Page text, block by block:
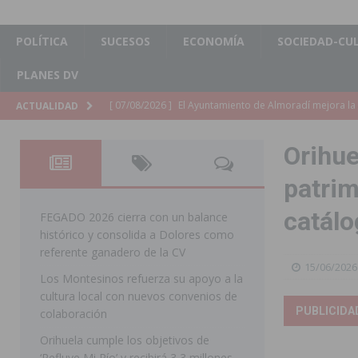
POLÍTICA SUCESOS ECONOMÍA SOCIEDAD-
PLANES DV
ACTUALIDAD [ 07/08/2026 ] El Ayuntamiento de Almoradí mejora
[ 07/08/2026 ]
Educación destina 1,2 millones
[ 07/08/2026 ] La Policía Nacional desarticula un
clonación de llaves electrónicas
ORIHUELA
[ 07/08/2026 ] Torrevieja impulsa el empleo con la
[ 07/08/2026 ] Raiguero de Bonanza alerta del
[ 07/08/2026 ]
15/06/2026
FEGADO 2026 cierra con un balance
histórico y consolida a Dolores como
referente ganadero de la CV
Los Montesinos refuerza su apoyo a la
cultura local con nuevos convenios de
colaboración
Orihuela cumple los objetivos de